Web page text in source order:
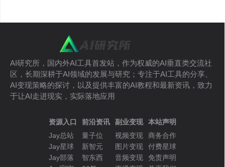
AI研究所，国内外AI工具首发站，作为权威的AI垂直类交流社
区，长期深耕于AI领域的发展与研究；专注于AI工具的分享、
AI变现策略的探讨，以及提供丰富的AI教程和最新资讯，致力
于让AI走进现实，实际落地应用
资源入口
Jay总站
Jay星球
Jay部落
前沿资讯
量子位
新智元
智东西
副业变现
视频变现
图片变现
音频变现
本站声明
商务合作
付费星球
免责声明